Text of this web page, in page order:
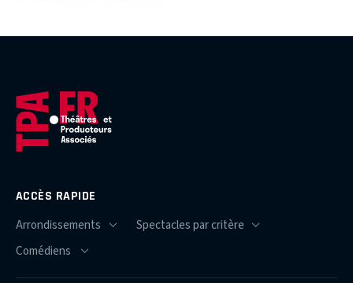
ACCÈS RAPIDE